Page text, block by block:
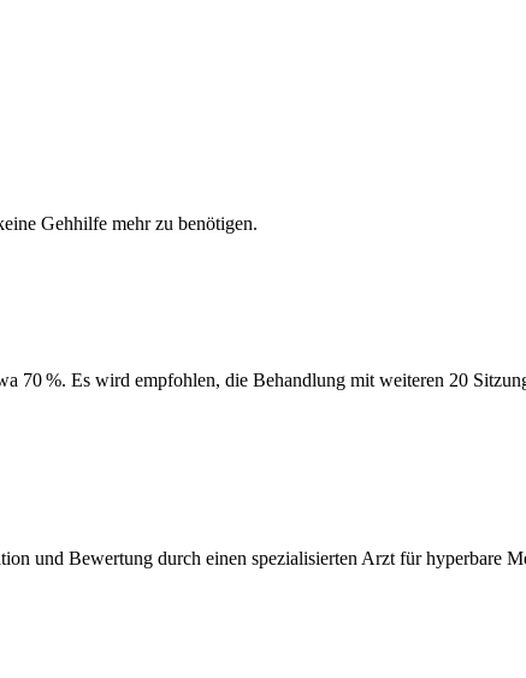
Gehhilfe mehr zu benötigen.
70 %. Es wird empfohlen, die Behandlung mit weiteren 20
und Bewertung durch einen spezialisierten Arzt für hyperbare